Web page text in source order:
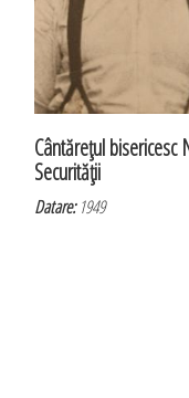
Cântăreţul bisericesc
Securităţii
Datare:1949